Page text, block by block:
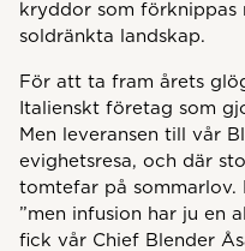
kryddor som förknippas
soldränkta landskap.
För att ta fram årets
Italienskt företag som
Men leveransen till vår
evighetsresa, och där
tomtefar på sommarlov.
”men infusion har ju en
fick vår Chief Blender